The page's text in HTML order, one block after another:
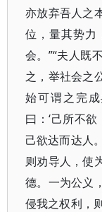
亦放弃吾人之
位，量其势力
会。”“夫人既
之，举社会之
始可谓之完
曰：‘己所不欲
己欲达而达人
则劝导人，使
德。一为公义
侵我之权利，